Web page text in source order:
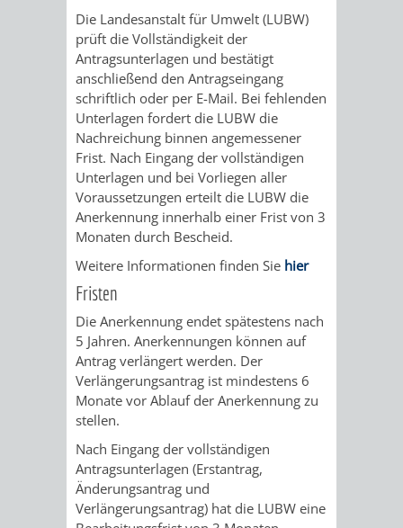
FRIEDHÖFE
Die Landesanstalt für Umwelt (LUBW)
prüft die Vollständigkeit der
Antragsunterlagen und bestätigt
anschließend den Antragseingang
schriftlich oder per E-Mail. Bei fehlenden
Unterlagen fordert die LUBW die
Nachreichung binnen angemessener
Frist. Nach Eingang der vollständigen
Unterlagen und bei Vorliegen aller
Voraussetzungen erteilt die LUBW die
Anerkennung innerhalb einer Frist von 3
Monaten durch Bescheid.
Weitere Informationen finden Sie hier
Fristen
Die Anerkennung endet spätestens nach
5 Jahren. Anerkennungen können auf
Antrag verlängert werden. Der
Verlängerungsantrag ist mindestens 6
Monate vor Ablauf der Anerkennung zu
stellen.
Nach Eingang der vollständigen
Antragsunterlagen (Erstantrag,
Änderungsantrag und
Verlängerungsantrag) hat die LUBW eine